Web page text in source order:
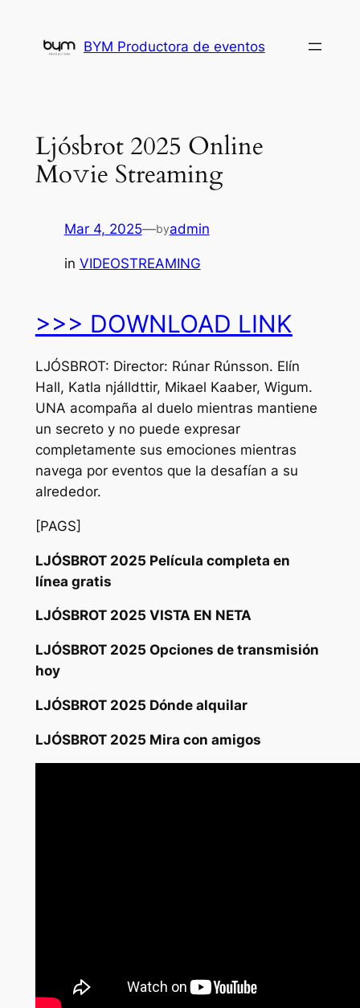
content
BYM Productora de eventos
Ljósbrot 2025 Online
Mo𝚟ie Streaming
Mar 4, 2025—byadmin
in VIDEOSTREAMING
>>> DOWNLOAD LINK
LJÓSBROT: Director: Rúnar Rúnsson. Elín
Hall, Katla njálldttir, Mikael Kaaber, Wigum.
UNA acompaña al duelo mientras mantiene
un secreto y no puede expresar
completamente sus emociones mientras
navega por eventos que la desafían a su
alrededor.
[PAGS]
LJÓSBROT 2025 Película completa en
línea gratis
LJÓSBROT 2025 VISTA EN NETA
LJÓSBROT 2025 Opciones de transmisión
hoy
LJÓSBROT 2025 Dónde alquilar
LJÓSBROT 2025 Mira con amigos